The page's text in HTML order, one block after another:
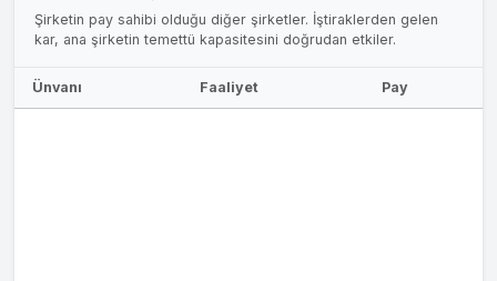
Şirketin pay sahibi olduğu diğer şirketler. İştiraklerden gelen
kar, ana şirketin temettü kapasitesini doğrudan etkiler.
Ünvanı Faaliyet Pay